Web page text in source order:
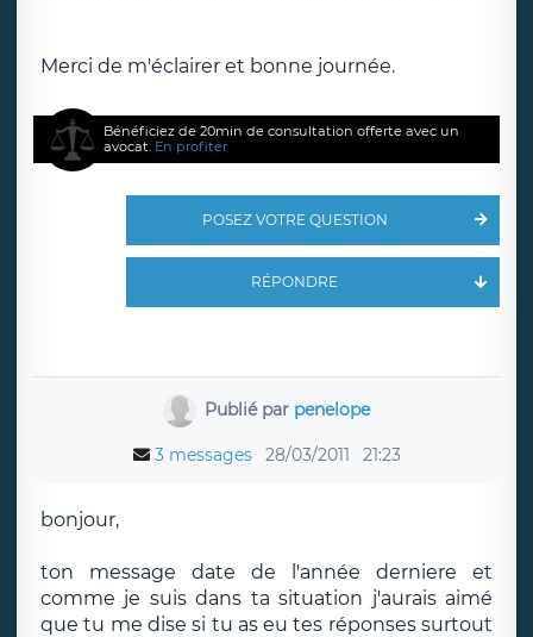
Merci de m'éclairer et bonne journée.
Bénéficiez de 20min de consultation offerte avec un
avocat. En profiter
POSEZ VOTRE QUESTION
RÉPONDRE
Publié par penelope
3 messages 28/03/2011 21:23
bonjour,
ton message date de l'année derniere et
comme je suis dans ta situation j'aurais aimé
que tu me dise si tu as eu tes réponses surtout